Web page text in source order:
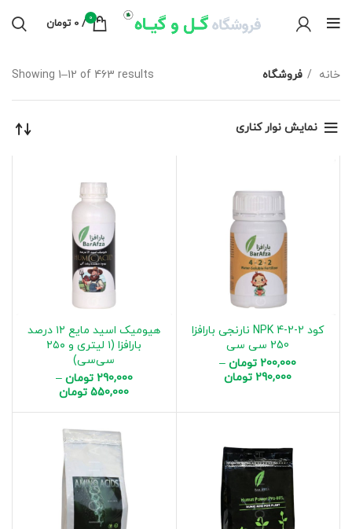
0
/
0 تومان
خانه فروشگاه Showing 1–12 of 463 results
نمایش نوار کناری
کود NPK 4-2-2 نارنجی بارافزا
250 سی سی
200,000 تومان –
290,000 تومان
هیومیک اسید مایع ۱۲ درصد
بارافزا (۱ لیتری و ۲۵۰
سی‌سی)
290,000 تومان –
550,000 تومان